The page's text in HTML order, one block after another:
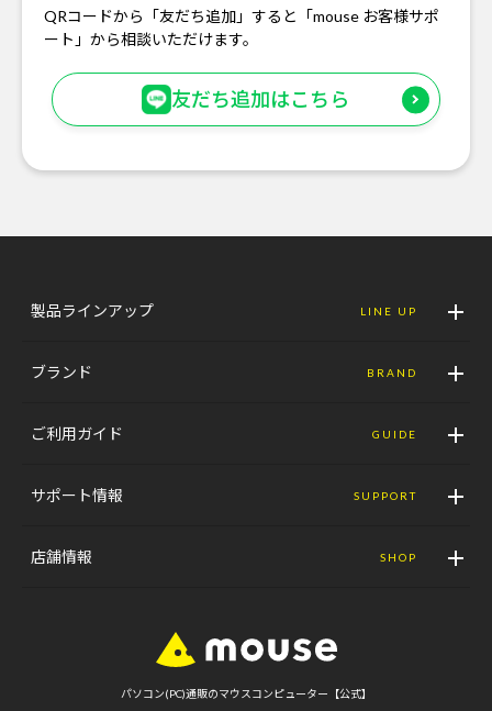
QRコードから「友だち追加」すると「mouse お客様サポ
ート」から相談いただけます。
友だち追加はこちら
製品ラインアップ LINE UP
ブランド BRAND
ご利用ガイド GUIDE
サポート情報 SUPPORT
店舗情報 SHOP
パソコン(PC)通販のマウスコンピューター【公式】